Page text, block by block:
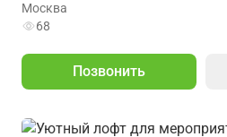
Москва
68
Позвонить